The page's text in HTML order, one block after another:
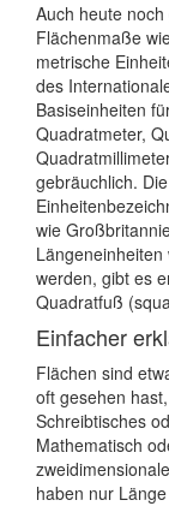
Auch heute
Flächenmaße
metrische
des
Basiseinheiten
Quadratmeter,
gebräuchlich.
wie
werden, gibt es
Quadratfuß
Einfacher
Flächen sind
oft gesehen
Schreibtisches
Mathematisch
haben nur